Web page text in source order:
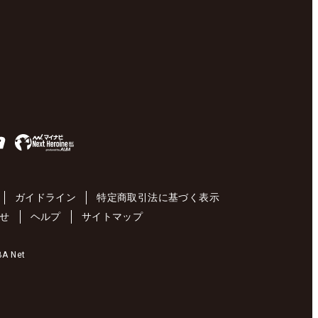
ガイドライン
特定商取引法に基づく表示
ヘルプ サイトマップ
Net